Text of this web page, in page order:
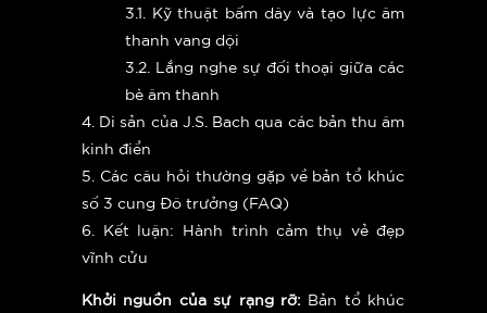
3.1. Kỹ thuật bấm dây và tạo lực âm
thanh vang dội
3.2. Lắng nghe sự đối thoại giữa các
bè âm thanh
4. Di sản của J.S. Bach qua các bản thu âm
kinh điển
5. Các câu hỏi thường gặp về bản tổ khúc
số 3 cung Đô trưởng (FAQ)
6. Kết luận: Hành trình cảm thụ vẻ đẹp
vĩnh cửu
Khởi nguồn của sự rạng rỡ: Bản tổ khúc